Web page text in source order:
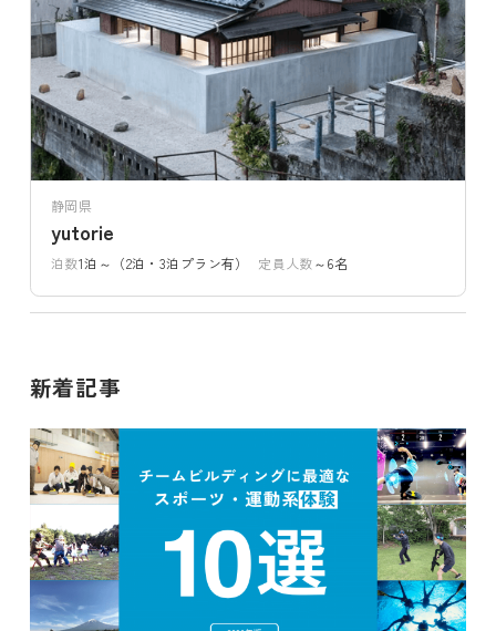
静岡県
yutorie
泊数1泊～（2泊・3泊プラン有） 定員人数～6名
新着記事